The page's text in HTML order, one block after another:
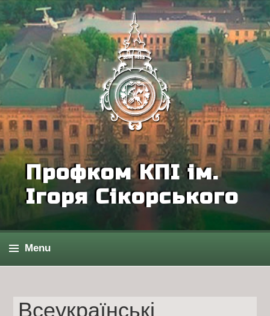
Профком КПІ ім.
Ігоря Сікорського
Menu
contentВсеукраїнські